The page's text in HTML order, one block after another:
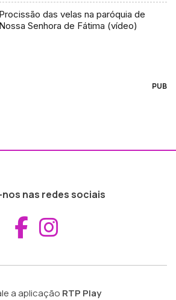
Procissão das velas na paróquia de
Nossa Senhora de Fátima (vídeo)
PUB
nas redes sociais
Aceder ao
a aplicação RTP Play